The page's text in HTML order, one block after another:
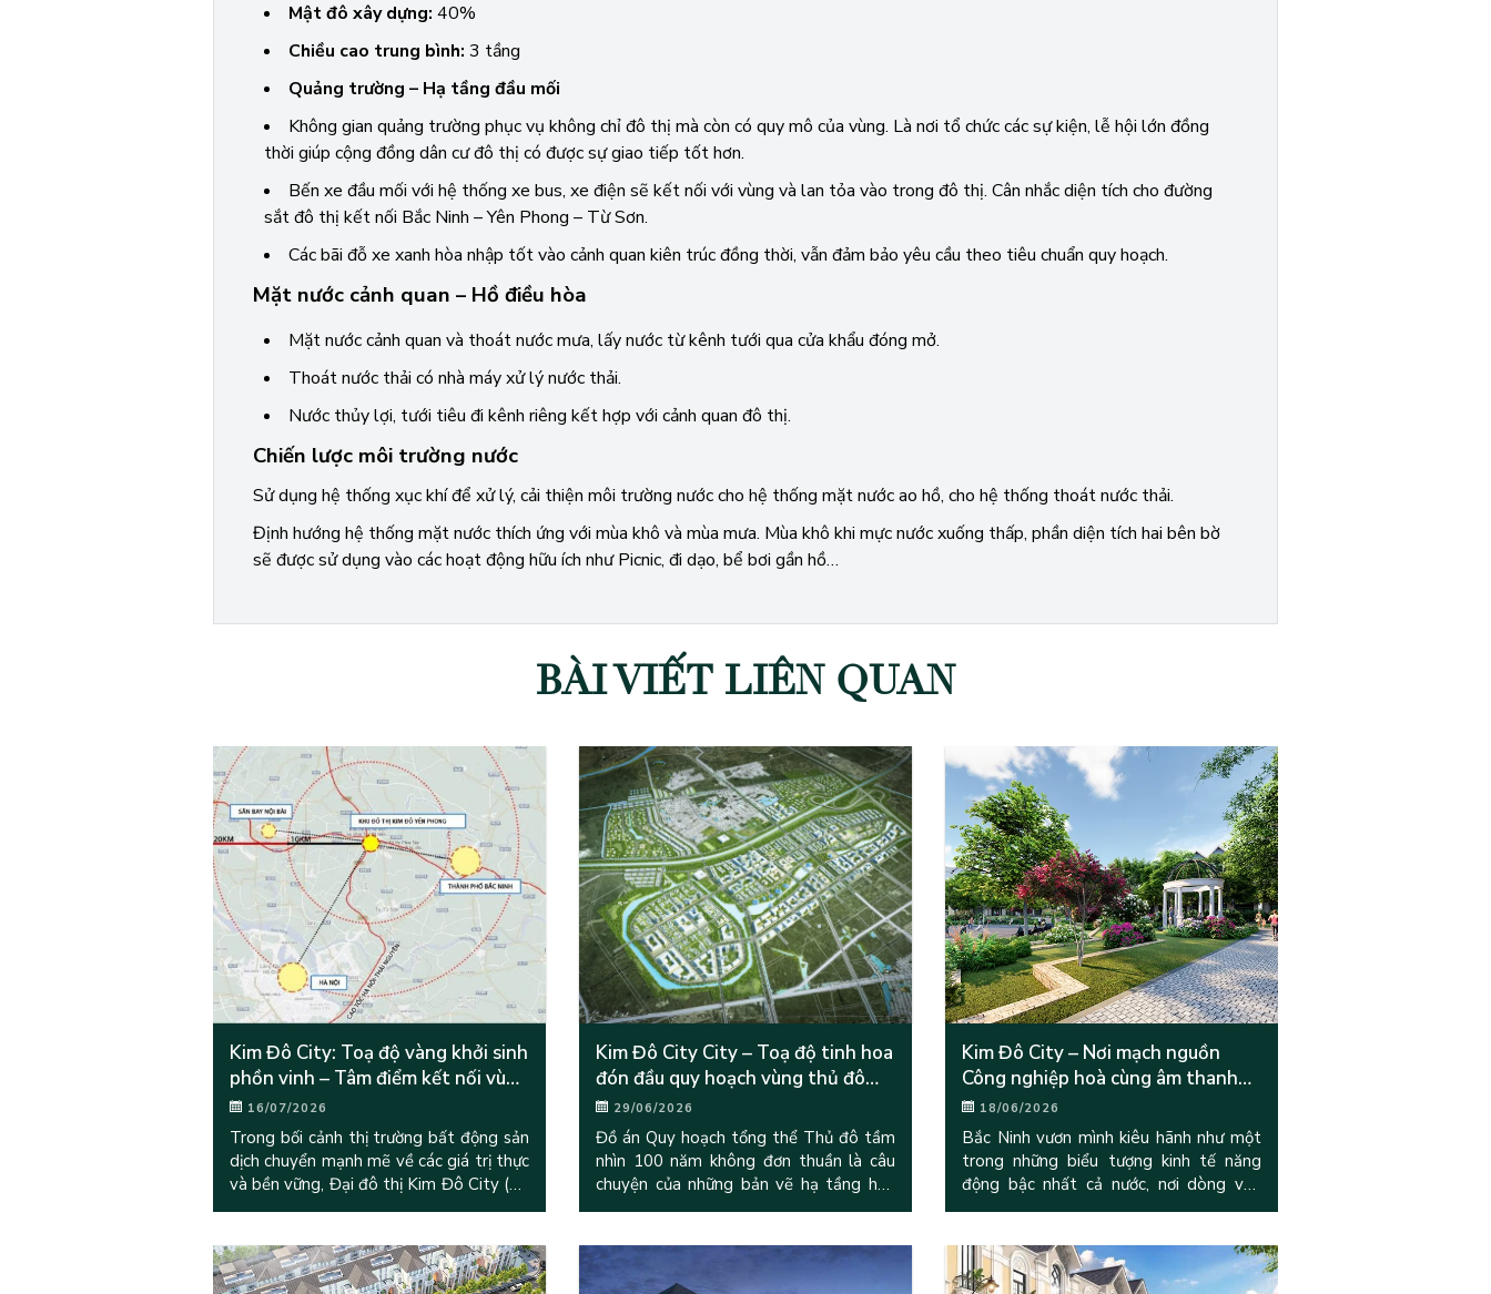
Mật đô xây dựng: 40%
Chiều cao trung bình: 3 tầng
Quảng trường – Hạ tầng đầu mối
Không gian quảng trường phục vụ không chỉ đô thị mà còn có quy mô của vùng. Là nơi tổ chức các sự kiện, lễ hội lớn đồng
thời giúp cộng đồng dân cư đô thị có được sự giao tiếp tốt hơn.
Bến xe đầu mối với hệ thống xe bus, xe điện sẽ kết nối với vùng và lan tỏa vào trong đô thị. Cân nhắc diện tích cho đường
sắt đô thị kết nối Bắc Ninh – Yên Phong – Từ Sơn.
Các bãi đỗ xe xanh hòa nhập tốt vào cảnh quan kiên trúc đồng thời, vẫn đảm bảo yêu cầu theo tiêu chuẩn quy hoạch.
Mặt nước cảnh quan – Hồ điều hòa
Mặt nước cảnh quan và thoát nước mưa, lấy nước từ kênh tưới qua cửa khẩu đóng mở.
Thoát nước thải có nhà máy xử lý nước thải.
Nước thủy lợi, tưới tiêu đi kênh riêng kết hợp với cảnh quan đô thị.
Chiến lược môi trường nước
Sử dụng hệ thống xục khí để xử lý, cải thiện môi trường nước cho hệ thống mặt nước ao hồ, cho hệ thống thoát nước thải.
Định hướng hệ thống mặt nước thích ứng với mùa khô và mùa mưa. Mùa khô khi mực nước xuống thấp, phần diện tích hai bên bờ
sẽ được sử dụng vào các hoạt động hữu ích như Picnic, đi dạo, bể bơi gần hồ…
BÀI VIẾT LIÊN QUAN
Kim Đô City: Toạ độ vàng khởi sinh
phồn vinh – Tâm điểm kết nối vùng
Kinh Bắc
16/07/2026
Trong bối cảnh thị trường bất động sản
dịch chuyển mạnh mẽ về các giá trị thực
và bền vững, Đại đô thị Kim Đô City (do
Hưng Ngân Group làm chủ đầu tư) đang
Kim Đô City City – Toạ độ tinh hoa
đón đầu quy hoạch vùng thủ đô
tầm nhìn 100 năm
29/06/2026
Đồ án Quy hoạch tổng thể Thủ đô tầm
nhìn 100 năm không đơn thuần là câu
chuyện của những bản vẽ hạ tầng hay
mở rộng địa giới hành chính. Về bản chất
Kim Đô City – Nơi mạch nguồn
Công nghiệp hoà cùng âm thanh
cuộc sống chuẩn xanh
18/06/2026
Bắc Ninh vươn mình kiêu hãnh như một
trong những biểu tượng kinh tế năng
động bậc nhất cả nước, nơi dòng vốn
FDI khổng lồ không ngừng đổ về và là